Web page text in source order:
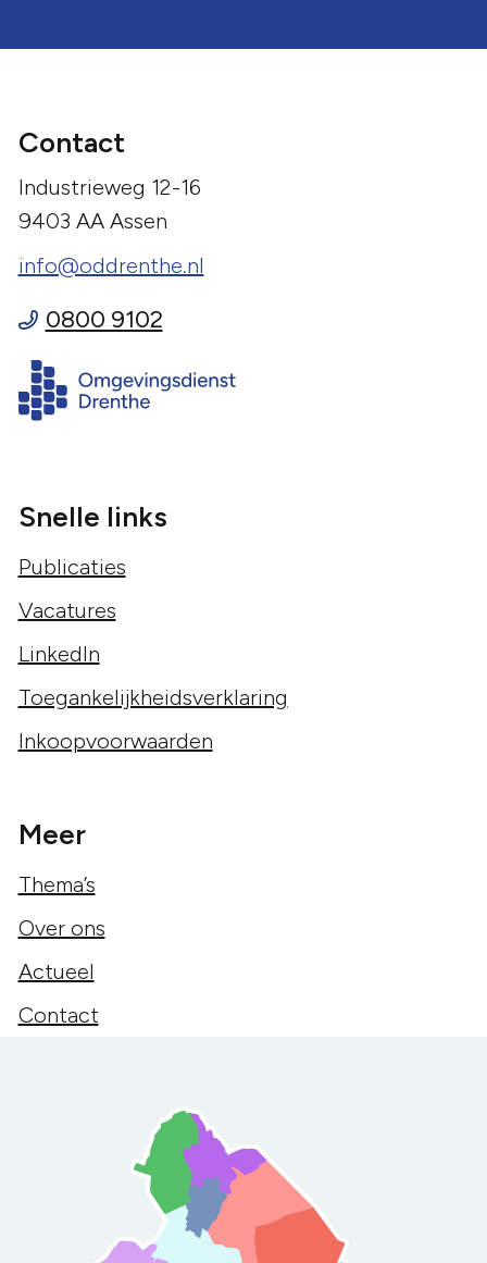
Contact
Industrieweg 12-16
9403 AA Assen
info@oddrenthe.nl
0800 9102
Snelle links
Publicaties
Vacatures
LinkedIn
Toegankelijkheidsverklaring
Inkoopvoorwaarden
Meer
Thema’s
Over ons
Actueel
Contact